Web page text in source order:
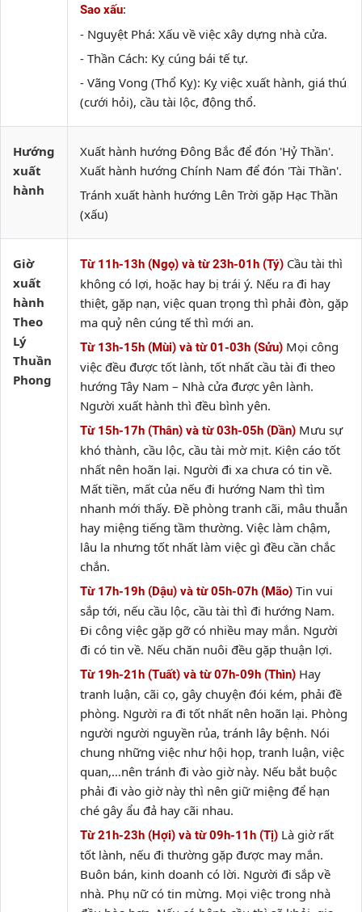
Sao xấu:
- Nguyệt Phá: Xấu về việc xây dựng nhà cửa.
- Thần Cách: Kỵ cúng bái tế tự.
- Vãng Vong (Thổ Kỵ): Kỵ việc xuất hành, giá thú
(cưới hỏi), cầu tài lộc, động thổ.
Hướng
xuất
hành
Xuất hành hướng Đông Bắc để đón 'Hỷ Thần'.
Xuất hành hướng Chính Nam để đón 'Tài Thần'.
Tránh xuất hành hướng Lên Trời gặp Hạc Thần
(xấu)
Giờ
xuất
hành
Theo
Lý
Thuần
Phong
Từ 11h-13h (Ngọ) và từ 23h-01h (Tý) Cầu tài thì
không có lợi, hoặc hay bị trái ý. Nếu ra đi hay
thiệt, gặp nạn, việc quan trọng thì phải đòn, gặp
ma quỷ nên cúng tế thì mới an.
Từ 13h-15h (Mùi) và từ 01-03h (Sửu) Mọi công
việc đều được tốt lành, tốt nhất cầu tài đi theo
hướng Tây Nam – Nhà cửa được yên lành.
Người xuất hành thì đều bình yên.
Từ 15h-17h (Thân) và từ 03h-05h (Dần) Mưu sự
khó thành, cầu lộc, cầu tài mờ mịt. Kiện cáo tốt
nhất nên hoãn lại. Người đi xa chưa có tin về.
Mất tiền, mất của nếu đi hướng Nam thì tìm
nhanh mới thấy. Đề phòng tranh cãi, mâu thuẫn
hay miệng tiếng tầm thường. Việc làm chậm,
lâu la nhưng tốt nhất làm việc gì đều cần chắc
chắn.
Từ 17h-19h (Dậu) và từ 05h-07h (Mão) Tin vui
sắp tới, nếu cầu lộc, cầu tài thì đi hướng Nam.
Đi công việc gặp gỡ có nhiều may mắn. Người
đi có tin về. Nếu chăn nuôi đều gặp thuận lợi.
Từ 19h-21h (Tuất) và từ 07h-09h (Thìn) Hay
tranh luận, cãi cọ, gây chuyện đói kém, phải đề
phòng. Người ra đi tốt nhất nên hoãn lại. Phòng
người người nguyền rủa, tránh lây bệnh. Nói
chung những việc như hội họp, tranh luận, việc
quan,…nên tránh đi vào giờ này. Nếu bắt buộc
phải đi vào giờ này thì nên giữ miệng để hạn
ché gây ẩu đả hay cãi nhau.
Từ 21h-23h (Hợi) và từ 09h-11h (Tị) Là giờ rất
tốt lành, nếu đi thường gặp được may mắn.
Buôn bán, kinh doanh có lời. Người đi sắp về
nhà. Phụ nữ có tin mừng. Mọi việc trong nhà